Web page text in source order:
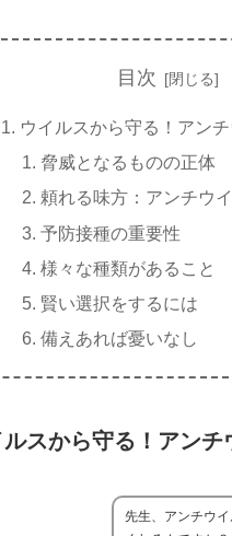
目次
ウイルスから守る！アン
脅威となるものの正体
頼れる味方：アンチウ
予防接種の重要性
様々な種類があること
賢い選択をするには
備えあれば憂いなし
ルスから守る！アンチ
先生、アンチウ